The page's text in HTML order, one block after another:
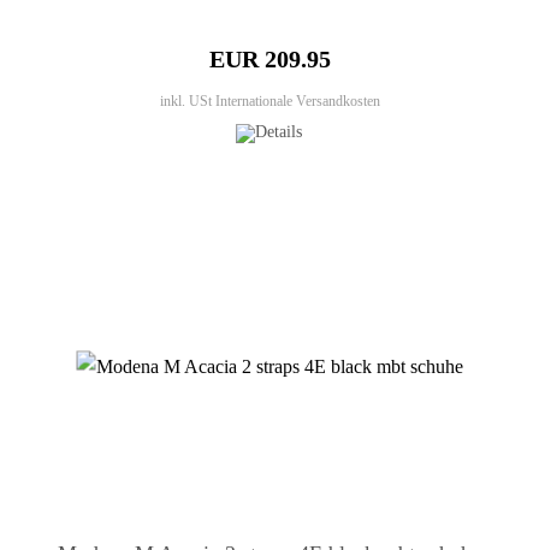
EUR 209.95
inkl. USt Internationale Versandkosten